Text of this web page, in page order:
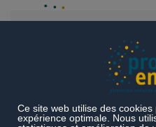
Vaud : Un accord
parascolaire